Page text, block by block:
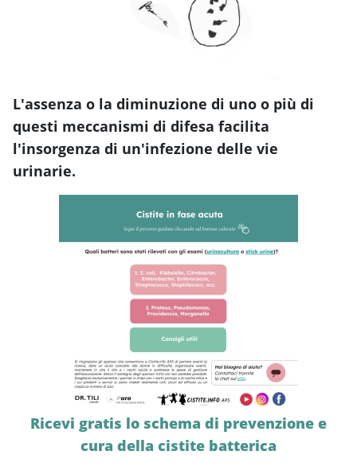
L'assenza o la diminuzione di uno o più di
questi meccanismi di difesa facilita
l'insorgenza di un'infezione delle vie
urinarie.
Ricevi gratis lo schema di prevenzione e
cura della cistite batterica